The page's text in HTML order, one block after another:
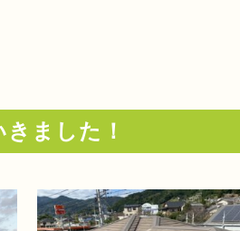
ました！